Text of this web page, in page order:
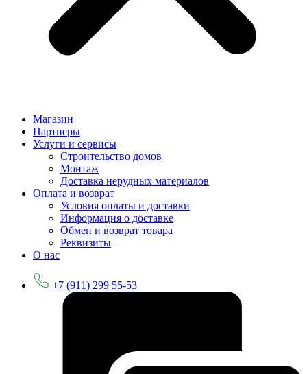
Магазин
Партнеры
Услуги и сервисы
Строительство домов
Монтаж
Доставка нерудных материалов
Оплата и возврат
Условия оплаты и доставки
Информация о доставке
Обмен и возврат товара
Реквизиты
О нас
+7 (911) 299 55-53